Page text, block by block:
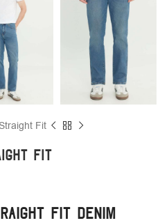
Fit
Fit
Fit Denim